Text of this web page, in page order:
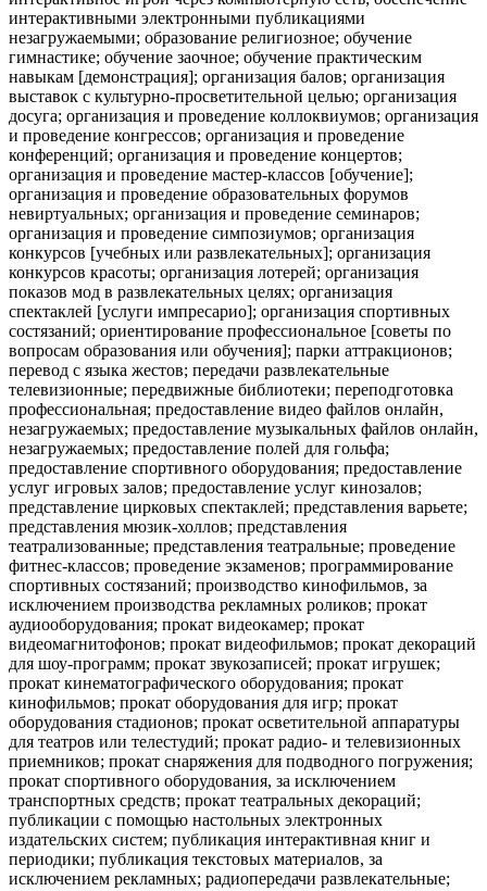
интерактивными электронными публикациями
незагружаемыми; образование религиозное; обучение
гимнастике; обучение заочное; обучение практическим
навыкам [демонстрация]; организация балов; организация
выставок с культурно-просветительной целью; организация
досуга; организация и проведение коллоквиумов; организация
и проведение конгрессов; организация и проведение
конференций; организация и проведение концертов;
организация и проведение мастер-классов [обучение];
организация и проведение образовательных форумов
невиртуальных; организация и проведение семинаров;
организация и проведение симпозиумов; организация
конкурсов [учебных или развлекательных]; организация
конкурсов красоты; организация лотерей; организация
показов мод в развлекательных целях; организация
спектаклей [услуги импресарио]; организация спортивных
состязаний; ориентирование профессиональное [советы по
вопросам образования или обучения]; парки аттракционов;
перевод с языка жестов; передачи развлекательные
телевизионные; передвижные библиотеки; переподготовка
профессиональная; предоставление видео файлов онлайн,
незагружаемых; предоставление музыкальных файлов онлайн,
незагружаемых; предоставление полей для гольфа;
предоставление спортивного оборудования; предоставление
услуг игровых залов; предоставление услуг кинозалов;
представление цирковых спектаклей; представления варьете;
представления мюзик-холлов; представления
театрализованные; представления театральные; проведение
фитнес-классов; проведение экзаменов; программирование
спортивных состязаний; производство кинофильмов, за
исключением производства рекламных роликов; прокат
аудиооборудования; прокат видеокамер; прокат
видеомагнитофонов; прокат видеофильмов; прокат декораций
для шоу-программ; прокат звукозаписей; прокат игрушек;
прокат кинематографического оборудования; прокат
кинофильмов; прокат оборудования для игр; прокат
оборудования стадионов; прокат осветительной аппаратуры
для театров или телестудий; прокат радио- и телевизионных
приемников; прокат снаряжения для подводного погружения;
прокат спортивного оборудования, за исключением
транспортных средств; прокат театральных декораций;
публикации с помощью настольных электронных
издательских систем; публикация интерактивная книг и
периодики; публикация текстовых материалов, за
исключением рекламных; радиопередачи развлекательные;